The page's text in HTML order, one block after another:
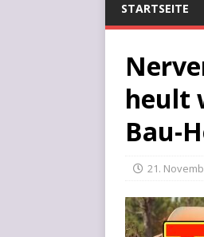
STARTSEITE
heult
Bau-
21.